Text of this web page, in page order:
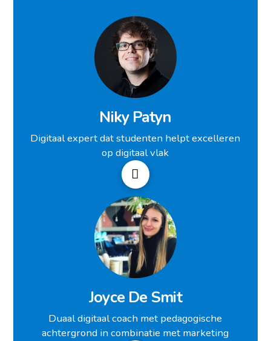
Niky Patyn
Digitaal expert dat studenten helpt excelleren
op digitaal vlak
Joyce De Smit
Duaal digitaal coach met pedagogische
achtergrond in combinatie met marketing